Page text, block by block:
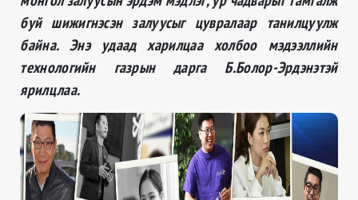
буй шижигнэсэн залуусыг цувралаар танилцуулж
байна. Энэ удаад харилцаа холбоо мэдээллийн
технологийн газрын дарга Б.Болор-Эрдэнэтэй
ярилцлаа.